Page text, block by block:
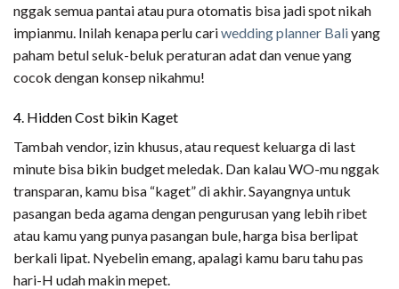
nggak semua pantai atau pura otomatis bisa jadi spot nikah
impianmu. Inilah kenapa perlu cariwedding planner Baliyang
paham betul seluk-beluk peraturan adat dan venue yang
cocok dengan konsep nikahmu!
4. Hidden Cost bikin Kaget
Tambah vendor, izin khusus, atau request keluarga di last
minute bisa bikin budget meledak. Dan kalau WO-mu nggak
transparan, kamu bisa “kaget” di akhir. Sayangnya untuk
pasangan beda agama dengan pengurusan yang lebih ribet
atau kamu yang punya pasangan bule, harga bisa berlipat
berkali lipat. Nyebelin emang, apalagi kamu baru tahu pas
hari-H udah makin mepet.